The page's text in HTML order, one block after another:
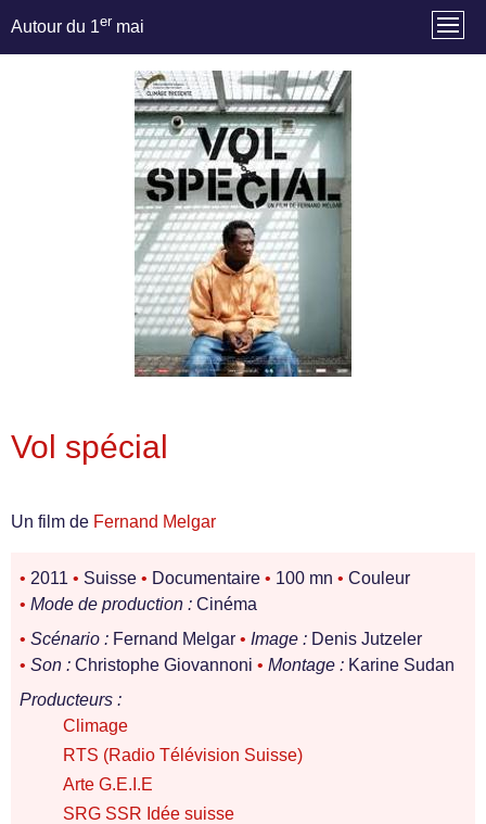
Autour du 1er mai
Vol spécial
Un film de Fernand Melgar
• 2011 • Suisse • Documentaire • 100 mn • Couleur
• Mode de production : Cinéma
• Scénario : Fernand Melgar • Image : Denis Jutzeler
• Son : Christophe Giovannoni • Montage : Karine Sudan
Producteurs :
Climage
RTS (Radio Télévision Suisse)
Arte G.E.I.E
SRG SSR Idée suisse